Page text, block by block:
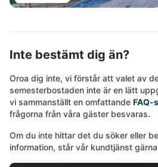
Inte bestämt dig än?
Oroa dig inte, vi förstår att valet av
semesterbostaden inte är en lätt
vi sammanställt en omfattande FAQ-
frågorna från våra gäster besvaras.
Om du inte hittar det du söker eller
information, står vår kundtjänst